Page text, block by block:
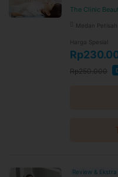
The Clinic
Medan Petisah
Harga Spesial
Rp250.000
Review &